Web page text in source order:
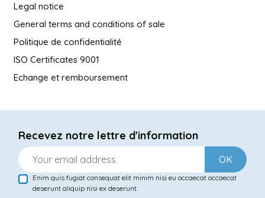
Legal notice
General terms and conditions of sale
Politique de confidentialité
ISO Certificates 9001
Echange et remboursement
Recevez notre lettre d'information
OK
Enim quis fugiat consequat elit minim nisi eu occaecat occaecat
deserunt aliquip nisi ex deserunt.